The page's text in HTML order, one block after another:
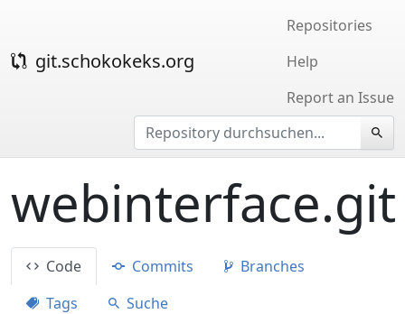
git.schokokeks.org
Repositories
Help
Report an Issue
webinterface.git
Code Commits
Branches
Tags
Suche